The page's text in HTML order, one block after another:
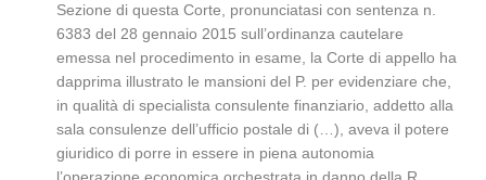
Sezione di questa Corte, pronunciatasi con sentenza n.
6383 del 28 gennaio 2015 sull’ordinanza cautelare
emessa nel procedimento in esame, la Corte di appello ha
dapprima illustrato le mansioni del P. per evidenziare che,
in qualità di specialista consulente finanziario, addetto alla
sala consulenze dell’ufficio postale di (…), aveva il potere
giuridico di porre in essere in piena autonomia